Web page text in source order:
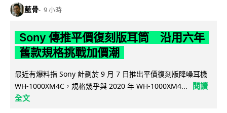
藍骨 9 小時
Sony 傳推平價復刻版耳筒 沿用六年
舊款規格挑戰加價潮
最近有爆料指 Sony 計劃於 9 月 7 日推出平價復刻版降噪耳機
WH-1000XM4C，規格幾乎與 2020 年 WH-1000XM4...
閱讀
全文